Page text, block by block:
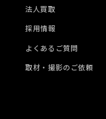
法人買取
採用情報
よくあるご質問
取材・撮影のご依頼